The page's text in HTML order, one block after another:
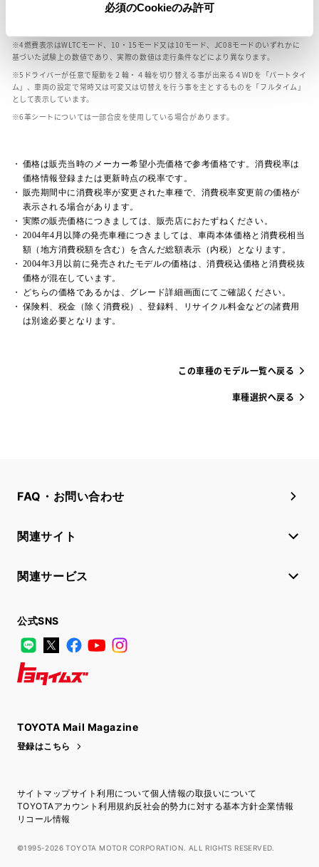
必須のCookieのみ許可
車の種類、仕様により燃料タンクが二つある場合と異なる燃料タンクが二つある場
燃費表示はWLTCモード、10・15モード又は10モード、JC08モードのいずれかに
基づいた試験上の数値であり、実際の数値は走行条件などにより異なります。
ドライバーが任意で駆動を２輪・４輪を切り替える事が出来る４WDを「パートタイ
ム」、車両の設定で常時又は可変又は切替えを行う事を主とするものを「フルタイム」
として表示しています。
革シートについては一部合皮を使用している場合があります。
価格は販売当時のメーカー希望小売価格で参考価格です。消費税率は
価格情報登録または更新時点の税率です。
販売期間中に消費税率が変更された車種で、消費税率変更前の価格が
表示される場合があります。
実際の販売価格につきましては、販売店におたずねください。
2004年4月以降の発売車種につきましては、車両本体価格と消費税相当
額（地方消費税額を含む）を含んだ総額表示（内税）となります。
2004年3月以前に発売されたモデルの価格は、消費税込価格と消費税抜
価格が混在しています。
どちらの価格であるかは、グレード詳細画面にてご確認ください。
保険料、税金（除く消費税）、登録料、リサイクル料金などの諸費用
は別途必要となります。
この車種のモデル一覧へ戻る
車種選択へ戻る
FAQ・お問い合わせ
関連サイト
関連サービス
公式SNS
LINE
X FacebookYouTube
TOYOTA Mail Magazine
登録はこちら
サイトマップサイト利用について個人情報の取扱いについて
TOYOTAアカウント利用規約反社会的勢力に対する基本方針企業情報
リコール情報
©1995-2026 TOYOTA MOTOR CORPORATION. ALL RIGHTS RESERVED.